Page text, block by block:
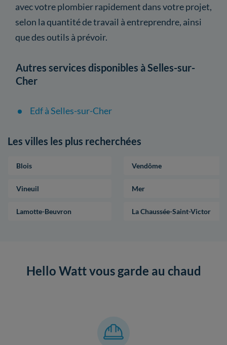
avec votre plombier rapidement dans votre projet,
selon la quantité de travail à entreprendre, ainsi
que des outils à prévoir.
Autres services disponibles à Selles-sur-
Cher
Edf à Selles-sur-Cher
Les villes les plus recherchées
Blois Vendôme
Vineuil Mer
Lamotte-Beuvron La Chaussée-Saint-Victor
Hello Watt vous garde au chaud